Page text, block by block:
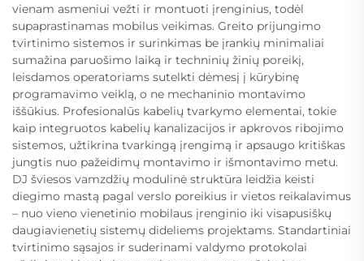
vienam asmeniui vežti ir montuoti įrenginius, todėl
supaprastinamas mobilus veikimas. Greito prijungimo
tvirtinimo sistemos ir surinkimas be įrankių minimaliai
sumažina paruošimo laiką ir techninių žinių poreikį,
leisdamos operatoriams sutelkti dėmesį į kūrybinę
programavimo veiklą, o ne mechaninio montavimo
iššūkius. Profesionalūs kabelių tvarkymo elementai, tokie
kaip integruotos kabelių kanalizacijos ir apkrovos ribojimo
sistemos, užtikrina tvarkingą įrengimą ir apsaugo kritiškas
jungtis nuo pažeidimų montavimo ir išmontavimo metu.
DJ šviesos vamzdžių modulinė struktūra leidžia keisti
diegimo mastą pagal verslo poreikius ir vietos reikalavimus
– nuo vieno vienetinio mobilaus įrenginio iki visapusiškų
daugiavienetių sistemų dideliems projektams. Standartiniai
tvirtinimo sąsajos ir suderinami valdymo protokolai